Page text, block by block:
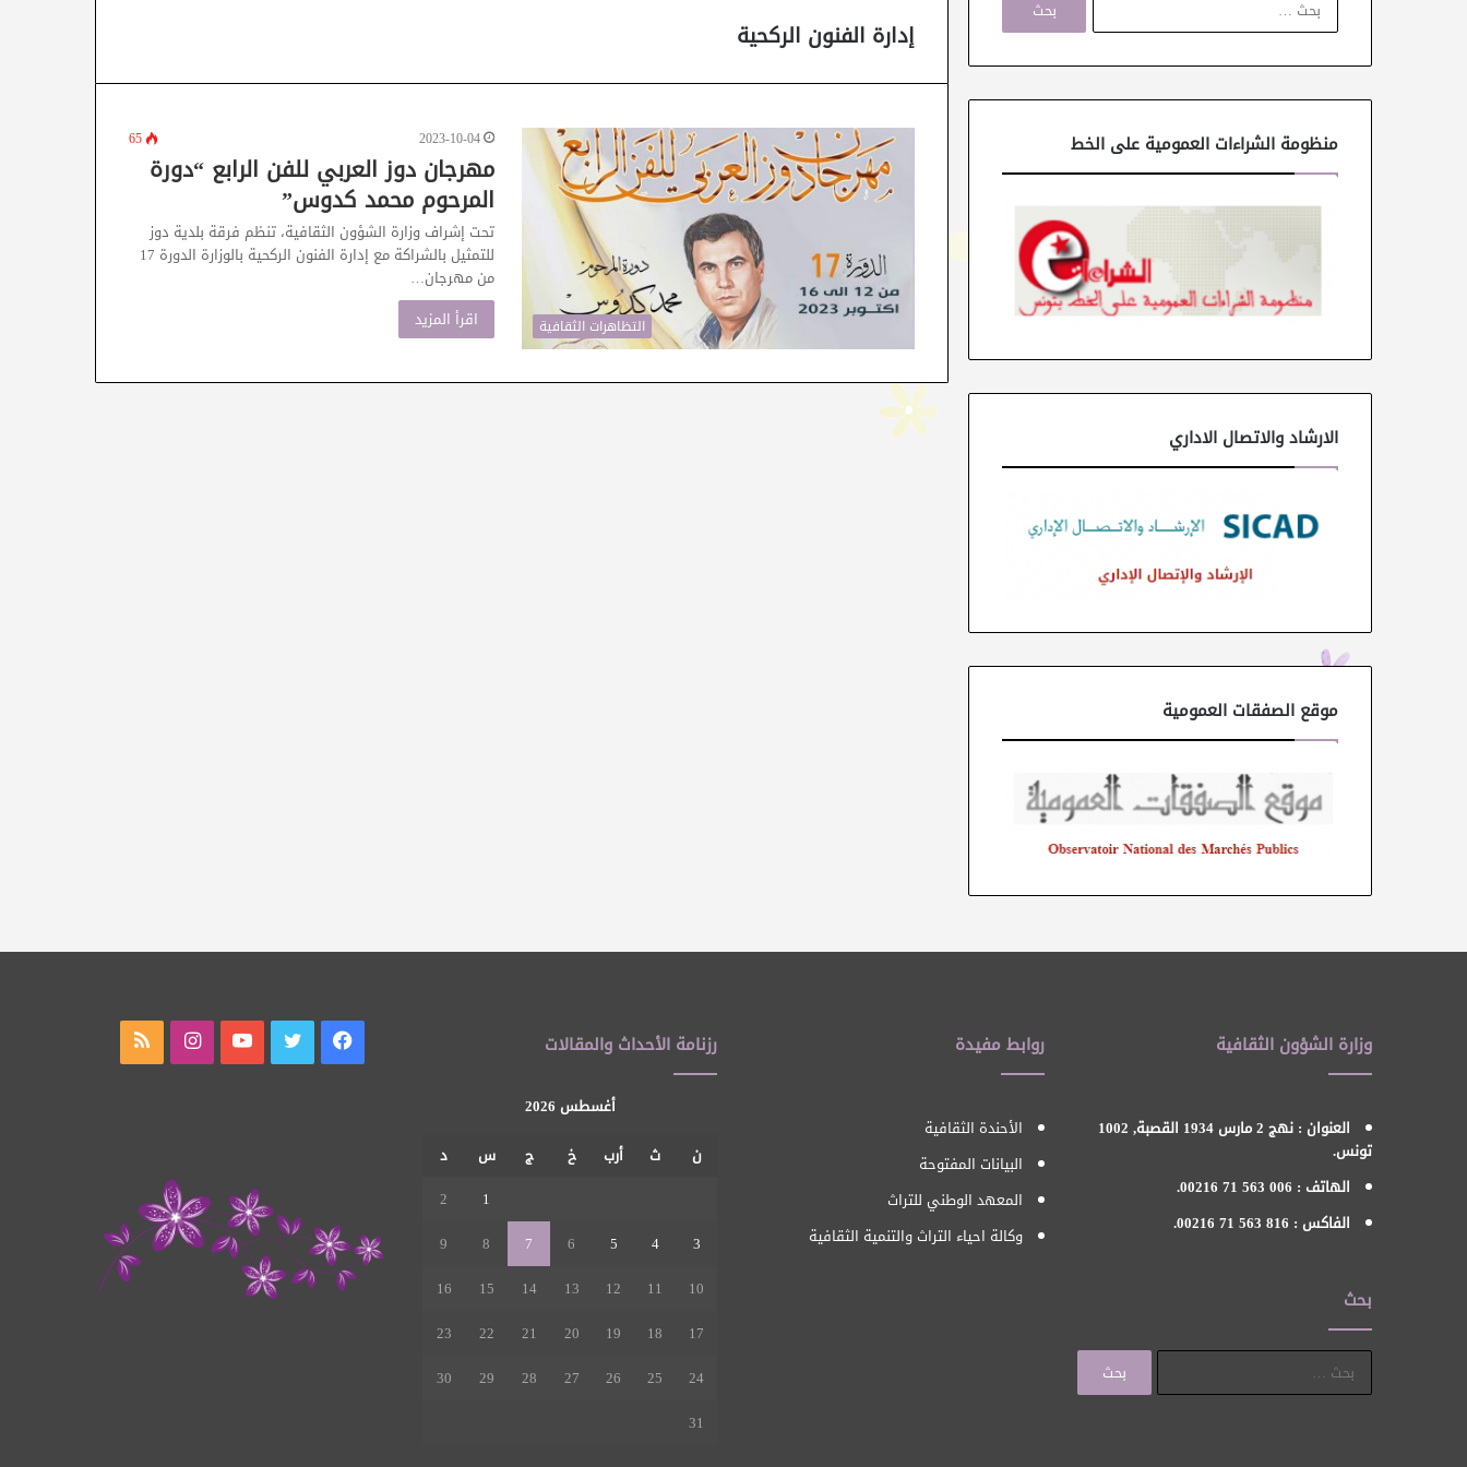
إدارة الفنون الركحية
التظاهرات الثقافية
2023-10-04
65
مهرجان دوز العربي للفن الرابع “دورة
المرحوم محمد كدوس”
تحت إشراف وزارة الشؤون الثقافية، تنظم فرقة بلدية دوز
للتمثيل بالشراكة مع إدارة الفنون الركحية بالوزارة الدورة 17
من مهرجان…
اقرأ المزيد
ح
ن
منظومة الشراءات العمومية على الخط
الارشاد والاتصال الاداري
موقع الصفقات العمومية
وزارة الشؤون الثقافية
العنوان : نهج 2 مارس 1934 القصبة, 1002
تونس.
الهاتف : 006 563 71 00216.
الفاكس : 816 563 71 00216.
بحث
روابط مفيدة
الأحندة الثقافية
البيانات المفتوحة
المعهد الوطني للتراث
وكالة احياء التراث والتنمية الثقافية
رزنامة الأحداث والمقالات
أغسطس 2026
ن
ث أرب خ ج س
د
1
2
3
4
5
6
7
8
9
10
11
12
13
14
15
16
17
18
19
20
21
22
23
24
25
26
27
28
29
30
31
فيسبوك تويتر يوتيوب انستقرام